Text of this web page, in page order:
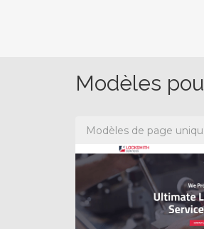
Modèles
Modèles de page